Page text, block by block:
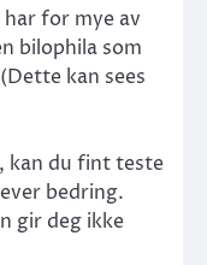
for mye av
bilophila som
kan sees
kan du fint teste
bedring.
gir deg ikke